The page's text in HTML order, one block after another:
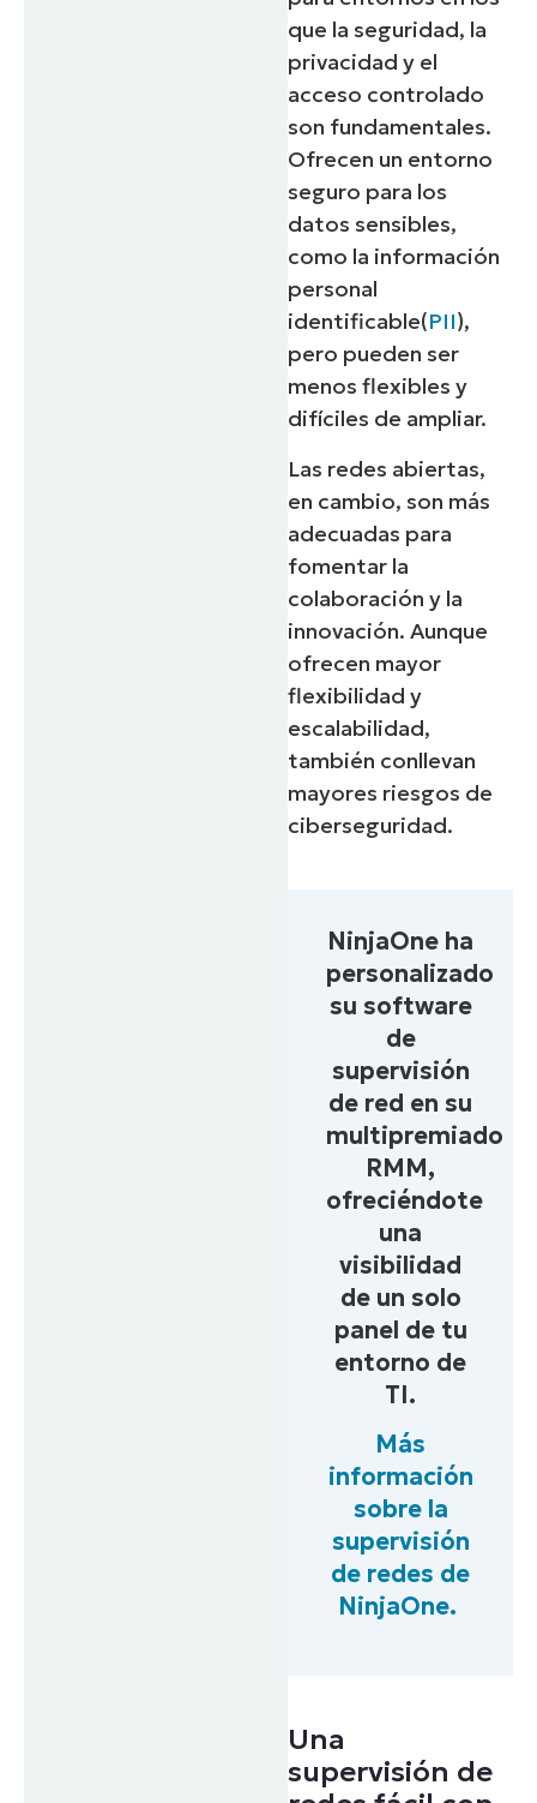
que la seguridad, la
privacidad y el
acceso controlado
son fundamentales.
Ofrecen un entorno
seguro para los
datos sensibles,
como la información
personal
identificable(PII),
pero pueden ser
menos flexibles y
difíciles de ampliar.
Las redes abiertas,
en cambio, son más
adecuadas para
fomentar la
colaboración y la
innovación. Aunque
ofrecen mayor
flexibilidad y
escalabilidad,
también conllevan
mayores riesgos de
ciberseguridad.
NinjaOne ha
personalizado
su software
de
supervisión
de red en su
multipremiado
RMM,
ofreciéndote
una
visibilidad
de un solo
panel de tu
entorno de
TI.
Más
información
sobre la
supervisión
de redes de
NinjaOne.
Una
supervisión de